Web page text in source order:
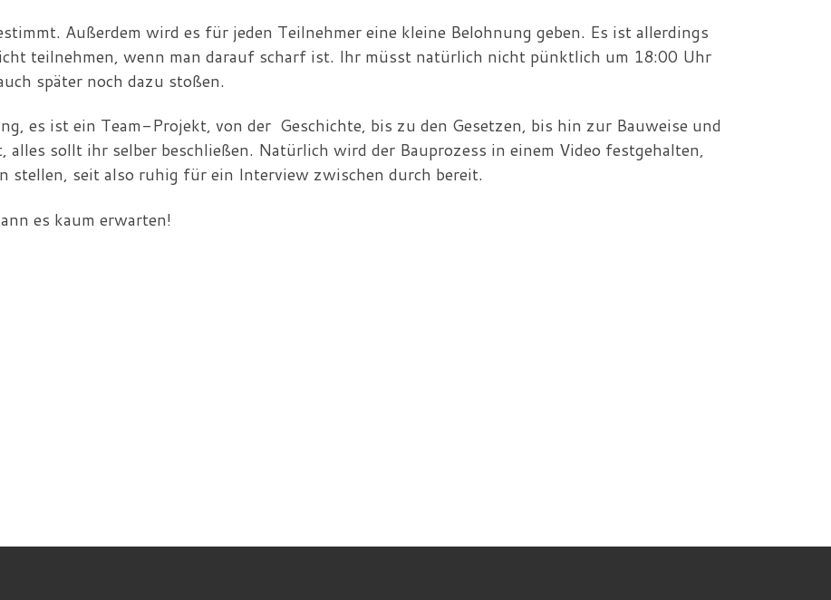
Außerdem wird es für jeden Teilnehmer eine kleine Belohnung geben. Es ist allerdings
teilnehmen, wenn man darauf scharf ist. Ihr müsst natürlich nicht pünktlich um 18:00 Uhr
später noch dazu stoßen.
es ist ein Team-Projekt, von der Geschichte, bis zu den Gesetzen, bis hin zur Bauweise und
alles sollt ihr selber beschließen. Natürlich wird der Bauprozess in einem Video festgehalten,
stellen, seit also ruhig für ein Interview zwischen durch bereit.
es kaum erwarten!